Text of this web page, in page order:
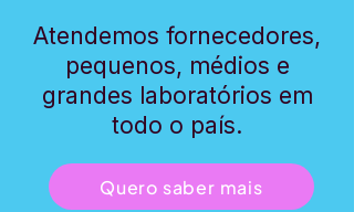
Atendemos fornecedores,
pequenos, médios e
grandes laboratórios em
todo o país.
Quero saber mais